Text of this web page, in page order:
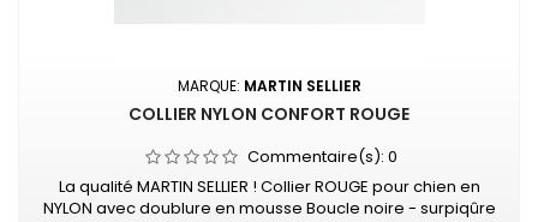
MARQUE: MARTIN SELLIER
COLLIER NYLON CONFORT ROUGE
Commentaire(s): 0
La qualité MARTIN SELLIER ! Collier ROUGE pour chien en
NYLON avec doublure en mousse Boucle noire - surpiqûre